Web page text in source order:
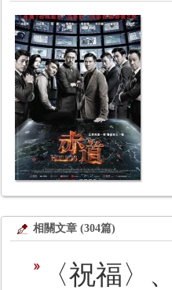
相關文章 (304篇)
〈祝福〉